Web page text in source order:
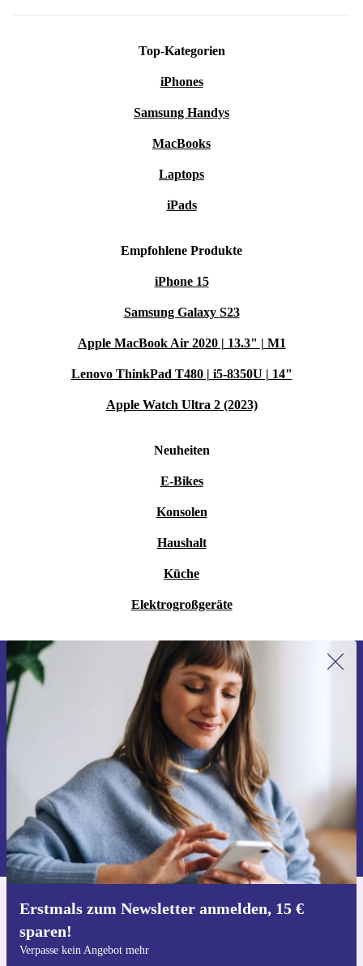
Top-Kategorien
iPhones
Samsung Handys
MacBooks
Laptops
iPads
Empfohlene Produkte
iPhone 15
Samsung Galaxy S23
Apple MacBook Air 2020 | 13.3" | M1
Lenovo ThinkPad T480 | i5-8350U | 14"
Apple Watch Ultra 2 (2023)
Neuheiten
E-Bikes
Konsolen
Haushalt
Küche
Elektrogroßgeräte
Erstmals zum Newsletter anmelden, 15 €
sparen!
Verpasse kein Angebot mehr
Erstmals zum Newsletter anmelden,
15 € sparen!
Verpasse kein Angebot mehr.
Gutschein anfordern
Informationen über die Verwendung personenbezogener Daten findest
du in unserer
Datenschutzerklärung.
Hol dir die refurbed-App